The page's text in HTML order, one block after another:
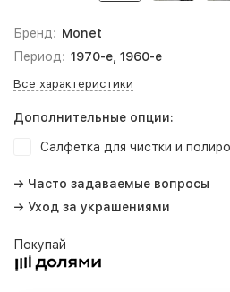
Бренд: Monet
Период: 1970-е, 1960-е
Все характеристики
Дополнительные опции:
Салфетка для чистки и
→ Часто задаваемые вопросы
→ Уход за украшениями
Покупай